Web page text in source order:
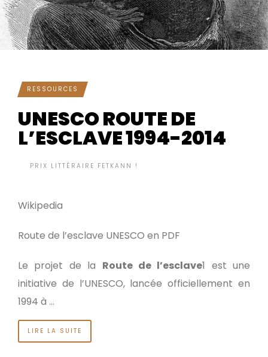
RESSOURCES
UNESCO ROUTE DE
L’ESCLAVE 1994-2014
PRIX LITTÉRAIRE FETKANN !
Wikipedia
Route de l’esclave UNESCO en PDF
Le projet de la Route de l’esclave1 est une
initiative de l’UNESCO, lancée officiellement en
1994 à …
LIRE LA SUITE